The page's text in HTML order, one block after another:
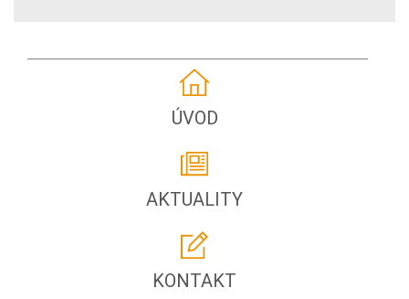
ÚVOD
AKTUALITY
KONTAKT